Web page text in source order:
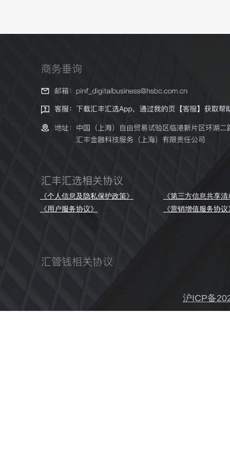
《个人信息及隐私保护政策》
《用户服务协议》
《第三方信息共享
《营销增值服务协议
沪ICP备